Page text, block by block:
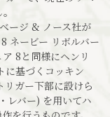
ージ & ノース社が
ネービー リボルバー
8と同様にヘンリ
基づくコッキン
リガー下部に設けら
レバー) を用いてハ